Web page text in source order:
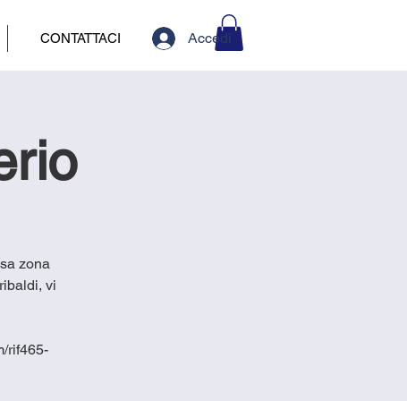
CONTATTACI Accedi
zona
vi
rif465-